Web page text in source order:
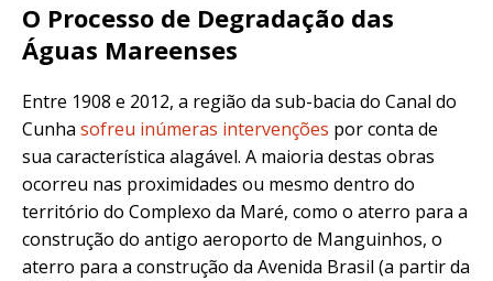
O Processo de Degradação das
Águas Mareenses
Entre 1908 e 2012, a região da sub-bacia do Canal do
Cunha sofreu inúmeras intervenções por conta de
sua característica alagável. A maioria destas obras
ocorreu nas proximidades ou mesmo dentro do
território do Complexo da Maré, como o aterro para a
construção do antigo aeroporto de Manguinhos, o
aterro para a construção da Avenida Brasil (a partir da